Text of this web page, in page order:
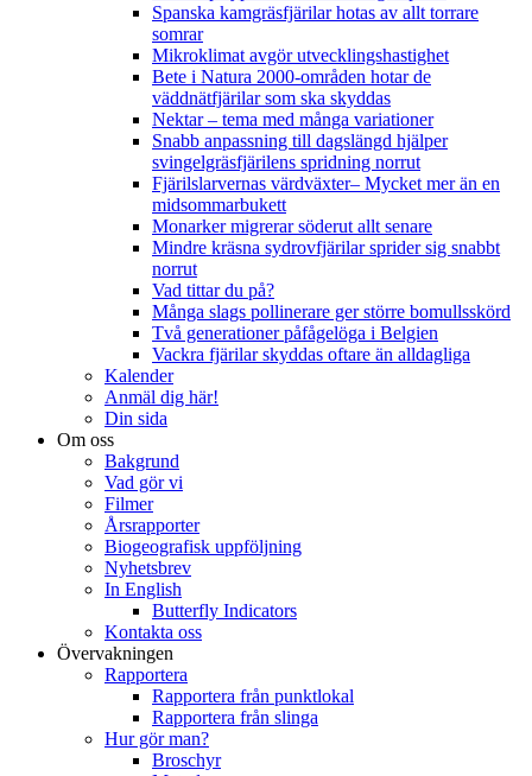
Spanska kamgräsfjärilar hotas av allt torrare
somrar
Mikroklimat avgör utvecklingshastighet
Bete i Natura 2000-områden hotar de
väddnätfjärilar som ska skyddas
Nektar – tema med många variationer
Snabb anpassning till dagslängd hjälper
svingelgräsfjärilens spridning norrut
Fjärilslarvernas värdväxter– Mycket mer än en
midsommarbukett
Monarker migrerar söderut allt senare
Mindre kräsna sydrovfjärilar sprider sig snabbt
norrut
Vad tittar du på?
Många slags pollinerare ger större bomullsskörd
Två generationer påfågelöga i Belgien
Vackra fjärilar skyddas oftare än alldagliga
Kalender
Anmäl dig här!
Din sida
Om oss
Bakgrund
Vad gör vi
Filmer
Årsrapporter
Biogeografisk uppföljning
Nyhetsbrev
In English
Butterfly Indicators
Kontakta oss
Övervakningen
Rapportera
Rapportera från punktlokal
Rapportera från slinga
Hur gör man?
Broschyr